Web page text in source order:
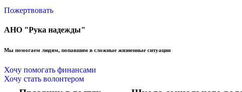
Пожертвовать
АНО "Рука надежды"
Мы помогаем людям, попавшим в сложные жизненные ситуации
Хочу помогать финансами
Хочу стать волонтером